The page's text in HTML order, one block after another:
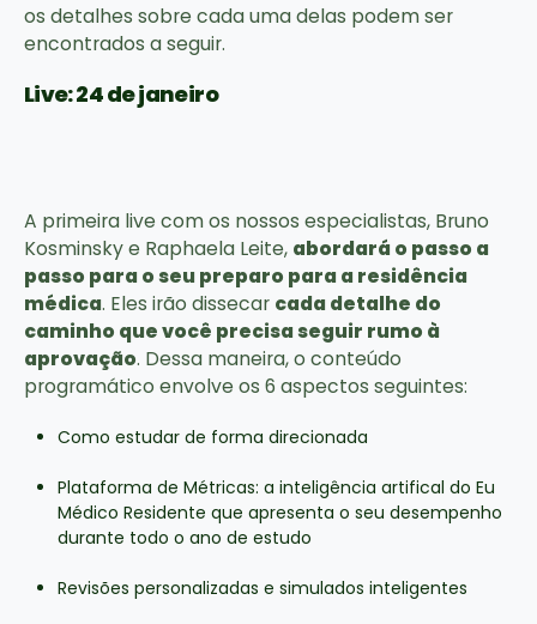
os detalhes sobre cada uma delas podem ser
encontrados a seguir.
Live: 24 de janeiro
A primeira live com os nossos especialistas, Bruno
Kosminsky e Raphaela Leite, abordará o passo a
passo para o seu preparo para a residência
médica. Eles irão dissecar cada detalhe do
caminho que você precisa seguir rumo à
aprovação. Dessa maneira, o conteúdo
programático envolve os 6 aspectos seguintes:
Como estudar de forma direcionada
Plataforma de Métricas: a inteligência artifical do Eu
Médico Residente que apresenta o seu desempenho
durante todo o ano de estudo
Revisões personalizadas e simulados inteligentes